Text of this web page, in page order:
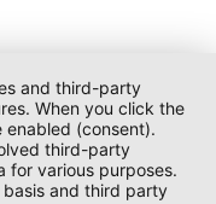
and third-party
When you click the
(consent).
third-party
for various purposes.
and third party